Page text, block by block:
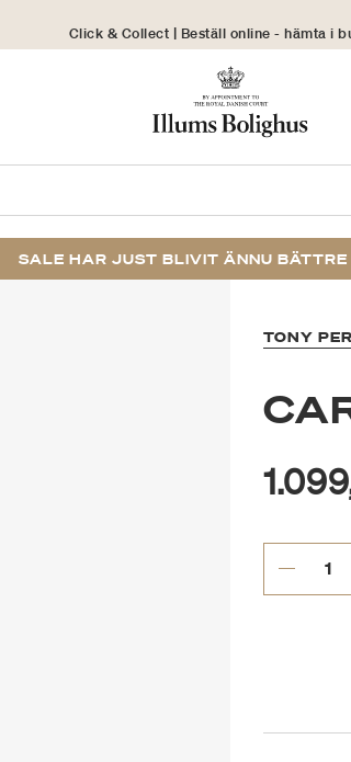
Click & Collect | Beställ online - hämta i
30 dagars returrätt
SALE HAR JUST BLIVIT ÄNNU BÄTTRE
TONY